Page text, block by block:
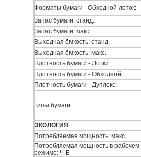
Форматы бумаги - Обходной лоток:
Запас бумаги: станд.
Запас бумаги: макс.
Выходная ёмкость: станд.
Выходная ёмкость: макс.
Плотность бумаги - Лотки:
Плотность бумаги - Обходной:
Плотность бумаги - Дуплекс:
Типы бумаги
ЭКОЛОГИЯ
Потребляемая мощность: макс.
Потребляемая мощность в рабочем
режиме: Ч-Б